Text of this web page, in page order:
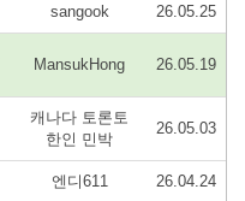
sangook 26.05.25
MansukHong 26.05.19
캐나다 토론토
한인 민박
26.05.03
엔디611 26.04.24